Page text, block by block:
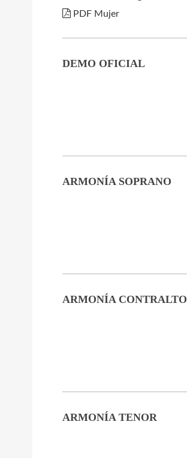
PDF Mujer
DEMO OFICIAL
ARMONÍA SOPRANO
ARMONÍA CONTRALTO
ARMONÍA TENOR